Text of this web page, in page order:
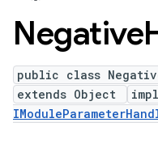
Negative
public class
extends Object